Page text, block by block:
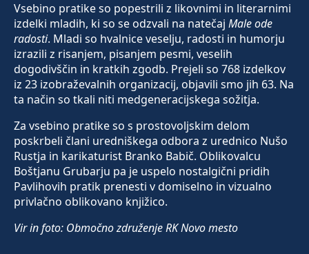
Vsebino pratike so popestrili z likovnimi in literarnimi
izdelki mladih, ki so se odzvali na natečaj Male ode
radosti. Mladi so hvalnice veselju, radosti in humorju
izrazili z risanjem, pisanjem pesmi, veselih
dogodivščin in kratkih zgodb. Prejeli so 768 izdelkov
iz 23 izobraževalnih organizacij, objavili smo jih 63. Na
ta način so tkali niti medgeneracijskega sožitja.
Za vsebino pratike so s prostovoljskim delom
poskrbeli člani uredniškega odbora z urednico Nušo
Rustja in karikaturist Branko Babič. Oblikovalcu
Boštjanu Grubarju pa je uspelo nostalgični pridih
Pavlihovih pratik prenesti v domiselno in vizualno
privlačno oblikovano knjižico.
Vir in foto: Območno združenje RK Novo mesto